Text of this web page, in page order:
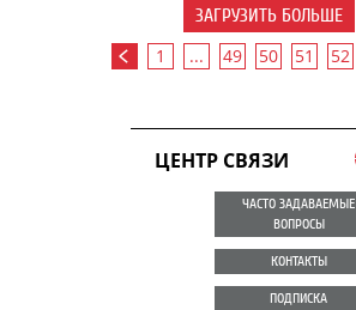
ЗАГРУЗИТЬ БОЛЬШЕ
1 ... 49 50 51 52
ЦЕНТР СВЯЗИ
ЧАСТО ЗАДАВАЕМЫЕ
ВОПРОСЫ
КОНТАКТЫ
ПОДПИСКА